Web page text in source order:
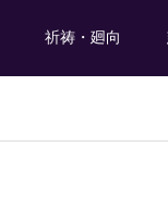
祈祷・廻向